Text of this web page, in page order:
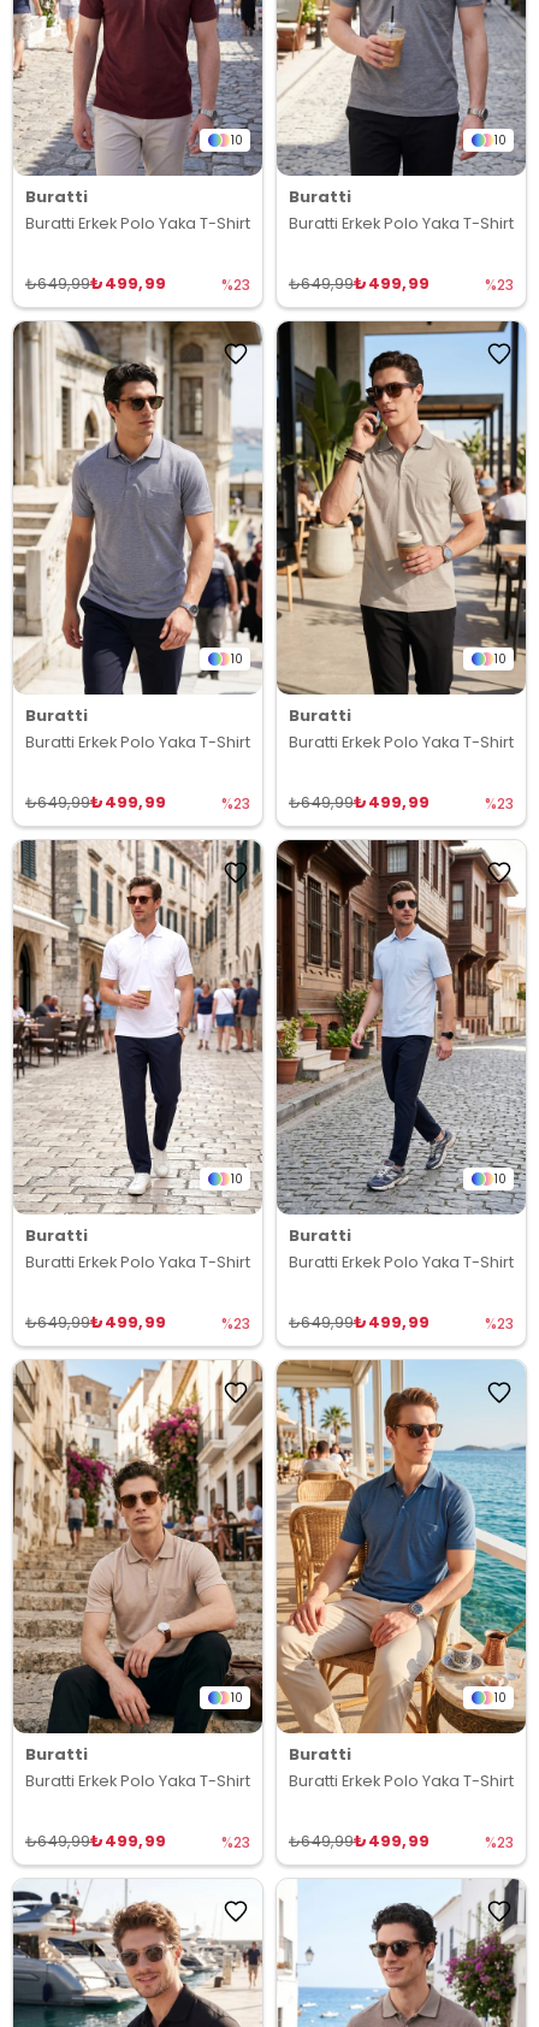
10
Buratti
Buratti Erkek Polo Yaka T-Shirt
₺499,99
₺649,99 %23
10
Buratti
Buratti Erkek Polo Yaka T-Shirt
₺499,99
₺649,99 %23
10
Buratti
Buratti Erkek Polo Yaka T-Shirt
₺499,99
₺649,99 %23
10
Buratti
Buratti Erkek Polo Yaka T-Shirt
₺499,99
₺649,99 %23
10
Buratti
Buratti Erkek Polo Yaka T-Shirt
₺499,99
₺649,99 %23
10
Buratti
Buratti Erkek Polo Yaka T-Shirt
₺499,99
₺649,99 %23
10
Buratti
Buratti Erkek Polo Yaka T-Shirt
₺499,99
₺649,99 %23
10
Buratti
Buratti Erkek Polo Yaka T-Shirt
₺499,99
₺649,99 %23